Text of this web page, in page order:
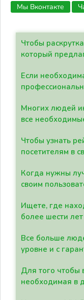
Мы Вконтакте
Чтобы
который
Если
Многих людей
все
Чтобы узнать
посетителям в
Когда нужны
своим
Ищете, где
более шести
Все больше
уровне и с
Для того чтобы
необходимая в